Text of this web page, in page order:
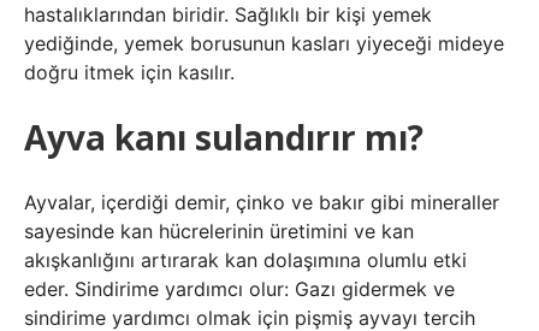
hastalıklarından biridir. Sağlıklı bir kişi yemek
yediğinde, yemek borusunun kasları yiyeceği mideye
doğru itmek için kasılır.
Ayva kanı sulandırır mı?
Ayvalar, içerdiği demir, çinko ve bakır gibi mineraller
sayesinde kan hücrelerinin üretimini ve kan
akışkanlığını artırarak kan dolaşımına olumlu etki
eder. Sindirime yardımcı olur: Gazı gidermek ve
sindirime yardımcı olmak için pişmiş ayvayı tercih